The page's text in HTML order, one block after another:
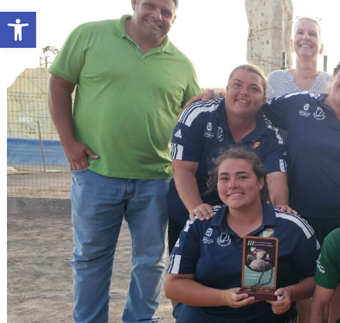
Abrir barra de herramientas